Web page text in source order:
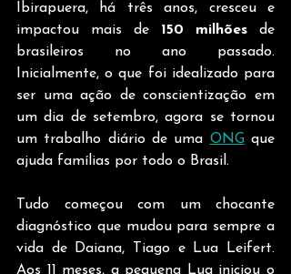
Ibirapuera, há três anos, cresceu e
impactou mais de 150 milhões de
brasileiros no ano passado.
Inicialmente, o que foi idealizado para
ser uma ação de conscientização em
um dia de setembro, agora se tornou
um trabalho diário de uma ONG que
ajuda famílias por todo o Brasil.
Tudo começou com um chocante
diagnóstico que mudou para sempre a
vida de Daiana, Tiago e Lua Leifert.
Aos 11 meses, a pequena Lua iniciou o